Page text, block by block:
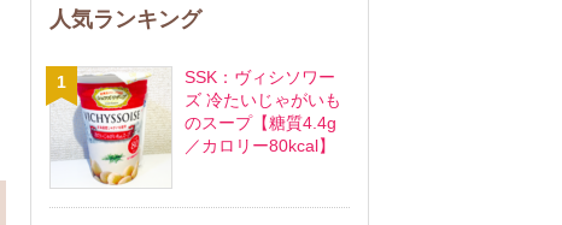
人気ランキング
SSK：ヴィシソワー
ズ 冷たいじゃがいも
のスープ【糖質4.4g
／カロリー80kcal】